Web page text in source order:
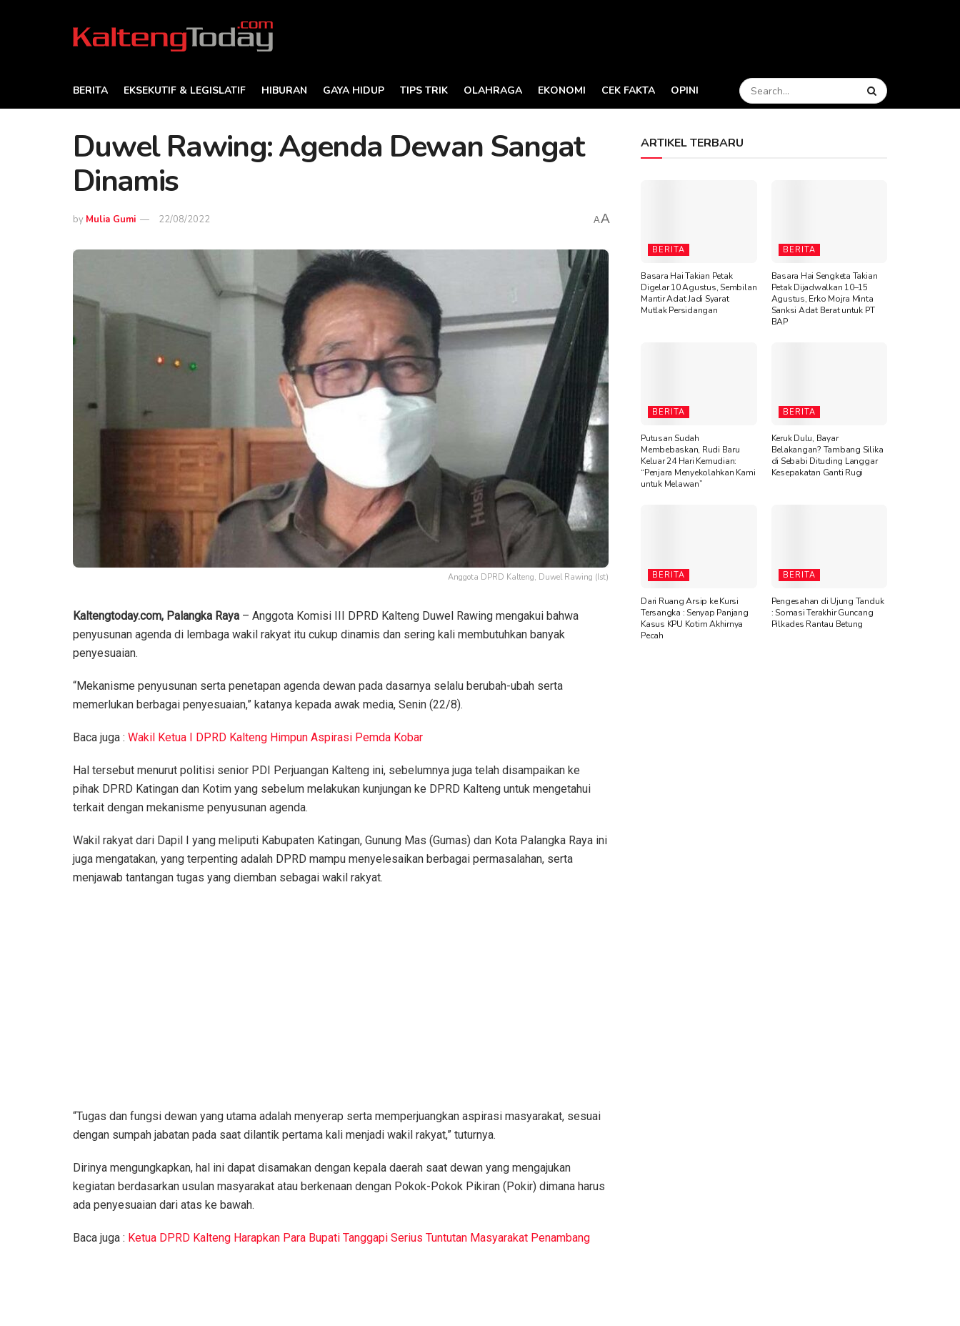
BERITA EKSEKUTIF & LEGISLATIF HIBURAN GAYA HIDUP TIPS TRIK OLAHRAGA EKONOMI CEK FAKTA OPINI
Duwel Rawing: Agenda Dewan Sangat
Dinamis
by Mulia Gumi 22/08/2022 AA
Anggota DPRD Kalteng, Duwel Rawing (Ist)
Kaltengtoday.com, Palangka Raya – Anggota Komisi III DPRD Kalteng Duwel Rawing mengakui bahwa
penyusunan agenda di lembaga wakil rakyat itu cukup dinamis dan sering kali membutuhkan banyak
penyesuaian.
“Mekanisme penyusunan serta penetapan agenda dewan pada dasarnya selalu berubah-ubah serta
memerlukan berbagai penyesuaian,” katanya kepada awak media, Senin (22/8).
Baca juga : Wakil Ketua I DPRD Kalteng Himpun Aspirasi Pemda Kobar
Hal tersebut menurut politisi senior PDI Perjuangan Kalteng ini, sebelumnya juga telah disampaikan ke
pihak DPRD Katingan dan Kotim yang sebelum melakukan kunjungan ke DPRD Kalteng untuk mengetahui
terkait dengan mekanisme penyusunan agenda.
Wakil rakyat dari Dapil I yang meliputi Kabupaten Katingan, Gunung Mas (Gumas) dan Kota Palangka Raya ini
juga mengatakan, yang terpenting adalah DPRD mampu menyelesaikan berbagai permasalahan, serta
menjawab tantangan tugas yang diemban sebagai wakil rakyat.
“Tugas dan fungsi dewan yang utama adalah menyerap serta memperjuangkan aspirasi masyarakat, sesuai
dengan sumpah jabatan pada saat dilantik pertama kali menjadi wakil rakyat,” tuturnya.
Dirinya mengungkapkan, hal ini dapat disamakan dengan kepala daerah saat dewan yang mengajukan
kegiatan berdasarkan usulan masyarakat atau berkenaan dengan Pokok-Pokok Pikiran (Pokir) dimana harus
ada penyesuaian dari atas ke bawah.
Baca juga : Ketua DPRD Kalteng Harapkan Para Bupati Tanggapi Serius Tuntutan Masyarakat Penambang
ARTIKEL TERBARU
BERITA
Basara Hai Takian Petak
Digelar 10 Agustus, Sembilan
Mantir Adat Jadi Syarat
Mutlak Persidangan
BERITA
Basara Hai Sengketa Takian
Petak Dijadwalkan 10–15
Agustus, Erko Mojra Minta
Sanksi Adat Berat untuk PT
BAP
BERITA
Putusan Sudah
Membebaskan, Rudi Baru
Keluar 24 Hari Kemudian:
“Penjara Menyekolahkan Kami
untuk Melawan”
BERITA
Keruk Dulu, Bayar
Belakangan? Tambang Silika
di Sebabi Dituding Langgar
Kesepakatan Ganti Rugi
BERITA
Dari Ruang Arsip ke Kursi
Tersangka : Senyap Panjang
Kasus KPU Kotim Akhirnya
Pecah
BERITA
Pengesahan di Ujung Tanduk
: Somasi Terakhir Guncang
Pilkades Rantau Betung